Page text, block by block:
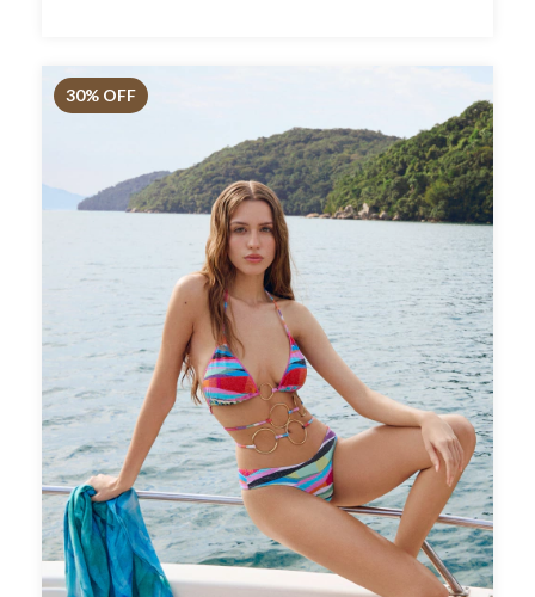
30% OFF